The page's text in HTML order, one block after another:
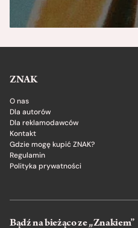
ZNAK
O nas
Dla autorów
Dla reklamodawców
Kontakt
Gdzie mogę kupić ZNAK?
Regulamin
Polityka prywatności
Bądź na bieżąco ze „Znakiem”